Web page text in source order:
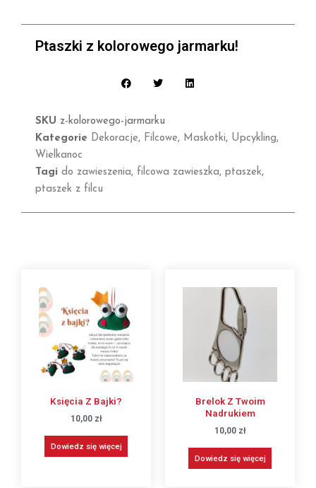
Ptaszki z kolorowego jarmarku!
SKU z-kolorowego-jarmarku
Kategorie Dekoracje, Filcowe, Maskotki, Upcykling,
Wielkanoc
Tagi do zawieszenia, filcowa zawieszka, ptaszek,
ptaszek z filcu
Księcia Z Bajki?
10,00 zł
Dowiedz się więcej
Brelok Z Twoim
Nadrukiem
10,00 zł
Dowiedz się więcej